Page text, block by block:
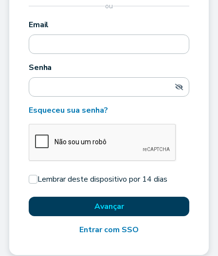
ou
Email
Senha
Esqueceu sua senha?
Lembrar deste dispositivo por 14 dias
Avançar
Entrar com SSO